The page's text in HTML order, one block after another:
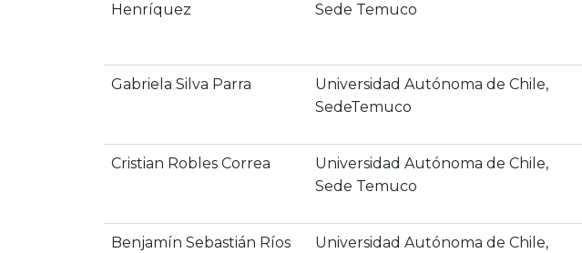
Henríquez
Sede Temuco
Gabriela Silva Parra
Universidad Autónoma de Chile,
SedeTemuco
Cristian Robles Correa
Universidad Autónoma de Chile,
Sede Temuco
Benjamín Sebastián Ríos
Universidad Autónoma de Chile,